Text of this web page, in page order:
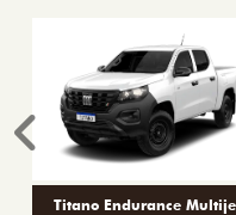
Titano Endurance
Anterior